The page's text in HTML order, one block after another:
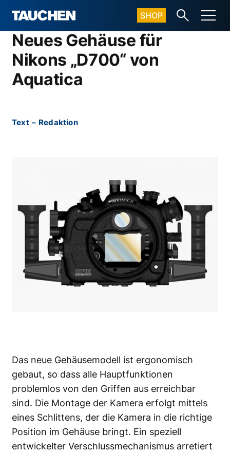
SHOP
Neues Gehäuse für
Nikons „D700“ von
Aquatica
Text – Redaktion
Das neue Gehäusemodell ist ergonomisch
gebaut, so dass alle Hauptfunktionen
problemlos von den Griffen aus erreichbar
sind. Die Montage der Kamera erfolgt mittels
eines Schlittens, der die Kamera in die richtige
Position im Gehäuse bringt. Ein speziell
entwickelter Verschlussmechanismus arretiert